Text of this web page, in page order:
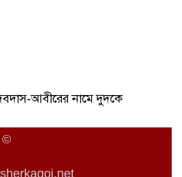
আবীরের নামে দুদকে
©